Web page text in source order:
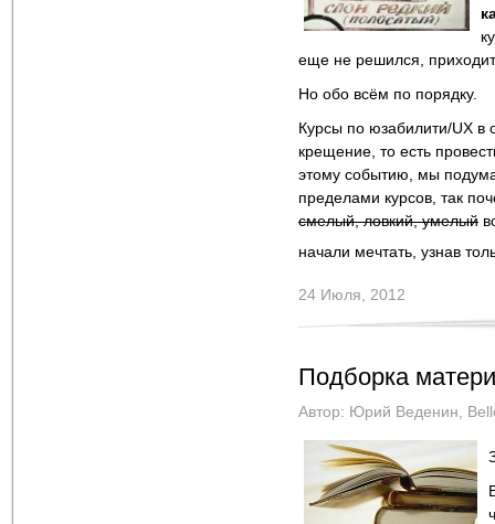
еще не решился,
Но обо всём по порядку.
Курсы по юзабилити/UX в
крещение, то есть
этому событию, мы
пределами курсов, так
смелый, ловкий, умелый
начали мечтать, узнав
24 Июля, 2012
Подборка
Автор: Юрий Веденин